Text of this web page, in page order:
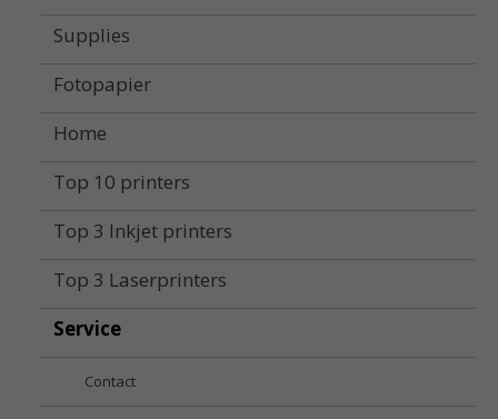
Supplies
Fotopapier
Home
Top 10 printers
Top 3 Inkjet printers
Top 3 Laserprinters
Service
Contact